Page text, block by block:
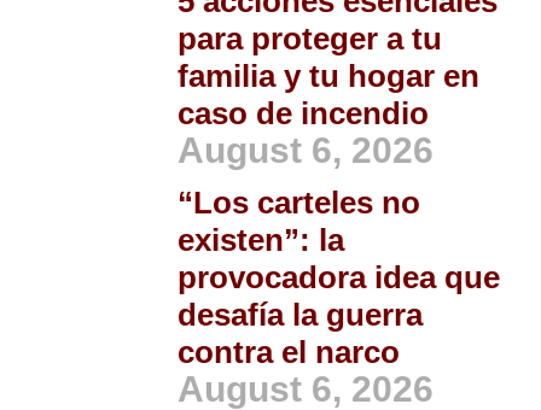
para proteger a tu
familia y tu hogar en
caso de incendio
August 6, 2026
“Los carteles no
existen”: la
provocadora idea que
desafía la guerra
contra el narco
August 6, 2026